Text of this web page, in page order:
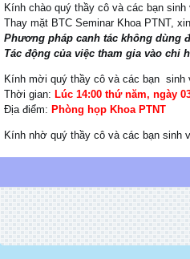
Kính chào quý thầy cô và các bạn sinh
Thay mặt BTC Seminar Khoa PTNT,
Phương pháp canh tác không dùng
Tác động của việc tham gia vào chi
Kính mời quý thầy cô và các bạn
Thời gian: Lúc 14:00 thứ năm, ngày
Địa điểm: Phòng họp Khoa PTNT
Kính nhờ quý thầy cô và các bạn sinh